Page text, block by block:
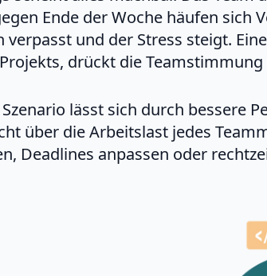
Ende der Woche häufen sich
verpasst und der Stress steigt.
drückt die
lässt sich durch bessere
über die Arbeitslast jedes
Deadlines anpassen oder